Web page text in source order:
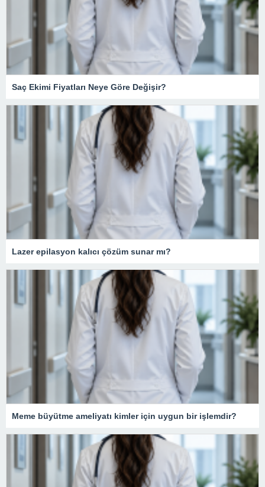
Saç Ekimi Fiyatları Neye Göre Değişir?
Lazer epilasyon kalıcı çözüm sunar mı?
Meme büyütme ameliyatı kimler için uygun bir işlemdir?